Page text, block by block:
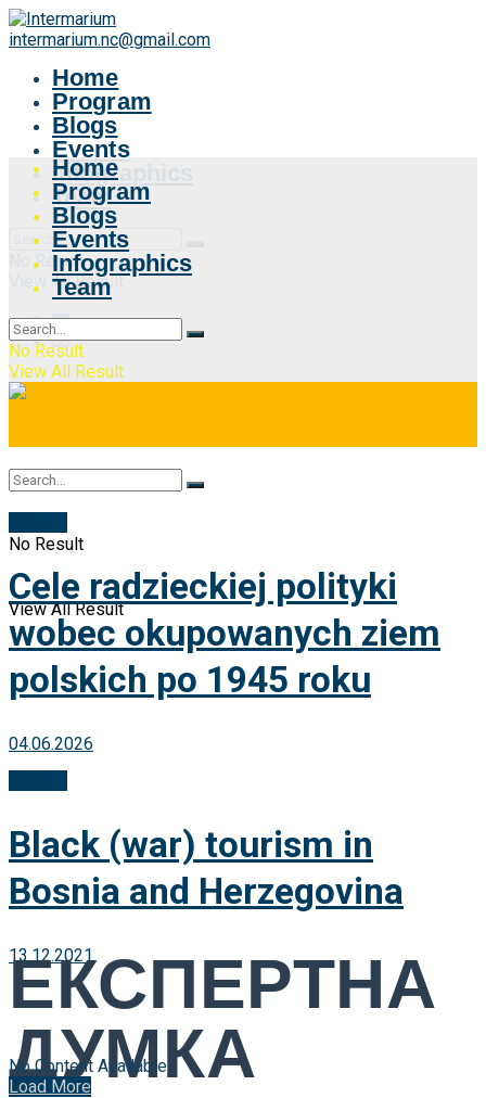
intermarium.nc@gmail.com
Home
Program
Blogs
Events
Infographics
Team
No Result
View All Result
Home
Program
Blogs
Events
Infographics
Team
No Result
View All Result
No Result
View All Result
Cele radzieckiej polityki
wobec okupowanych ziem
polskich po 1945 roku
04.06.2026
Black (war) tourism in
Bosnia and Herzegovina
13.12.2021
ЕКСПЕРТНА
ДУМКА
No Content Available
Load More